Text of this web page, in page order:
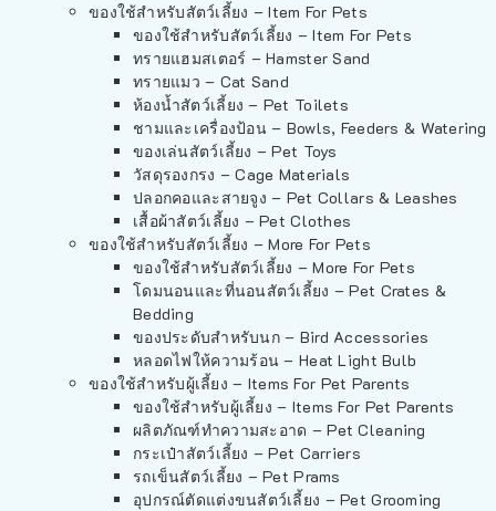
ของใช้สำหรับสัตว์เลี้ยง – Item For Pets
ของใช้สำหรับสัตว์เลี้ยง – Item For Pets
ทรายแฮมสเตอร์ – Hamster Sand
ทรายแมว – Cat Sand
ห้องน้ำสัตว์เลี้ยง – Pet Toilets
ชามและเครื่องป้อน – Bowls, Feeders & Watering
ของเล่นสัตว์เลี้ยง – Pet Toys
วัสดุรองกรง – Cage Materials
ปลอกคอและสายจูง – Pet Collars & Leashes
เสื้อผ้าสัตว์เลี้ยง – Pet Clothes
ของใช้สำหรับสัตว์เลี้ยง – More For Pets
ของใช้สำหรับสัตว์เลี้ยง – More For Pets
โดมนอนและที่นอนสัตว์เลี้ยง – Pet Crates &
Bedding
ของประดับสำหรับนก – Bird Accessories
หลอดไฟให้ความร้อน – Heat Light Bulb
ของใช้สำหรับผู้เลี้ยง – Items For Pet Parents
ของใช้สำหรับผู้เลี้ยง – Items For Pet Parents
ผลิตภัณฑ์ทำความสะอาด – Pet Cleaning
กระเป๋าสัตว์เลี้ยง – Pet Carriers
รถเข็นสัตว์เลี้ยง – Pet Prams
อุปกรณ์ตัดแต่งขนสัตว์เลี้ยง – Pet Grooming